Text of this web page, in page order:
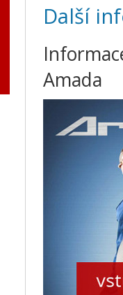
Další
Amada